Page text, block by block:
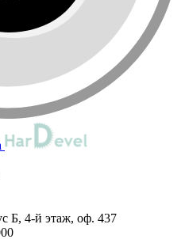
Б, 4-й этаж, оф. 437